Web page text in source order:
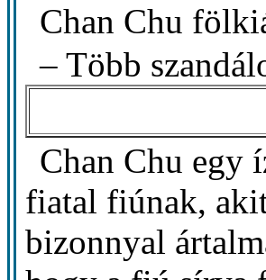
Chan Chu
– Több
Chan Chu egy
fiatal fiúnak,
bizonnyal